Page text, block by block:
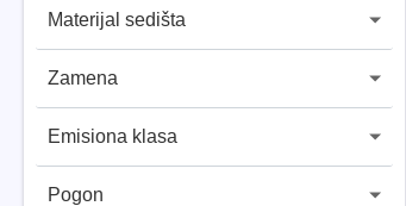
Materijal sedišta
Zamena
Emisiona klasa
Pogon